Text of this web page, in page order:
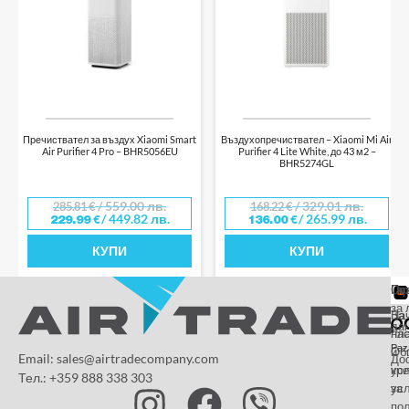
Пречиствател за въздух Xiaomi Smart
Air Purifier 4 Pro – BHR5056EU
285.81€/ 559.00 лв.
229.99€/ 449.82 лв.
КУПИ
Въздухопречиствател – Xiaomi Mi Air
Purifier 4 Lite White, до 43 м2 –
BHR5274GL
168.22€/ 329.01 лв.
136.00€/ 265.99 лв.
КУПИ
Email: sales@airtradecompany.com
Тел.: +359 888 338 303
За
нас
и
за
за